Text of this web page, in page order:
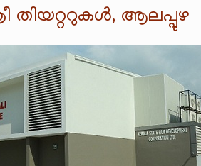
തിയറ്ററുകൾ, ആലപ്പുഴ